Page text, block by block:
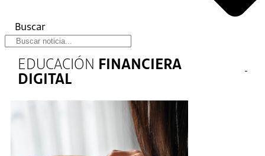
Buscar
EDUCACIÓN FINANCIERA
DIGITAL